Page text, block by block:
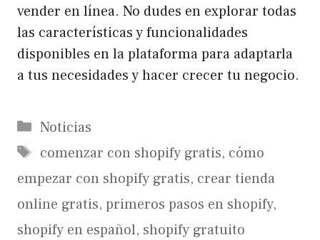
vender en línea. No dudes en explorar todas
las características y funcionalidades
disponibles en la plataforma para adaptarla
a tus necesidades y hacer crecer tu negocio.
Categorías
Noticias
Etiquetas
comenzar con shopify gratis, cómo
empezar con shopify gratis, crear tienda
online gratis, primeros pasos en shopify,
shopify en español, shopify gratuito